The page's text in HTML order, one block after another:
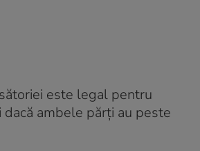
este legal pentru
ambele părți au peste